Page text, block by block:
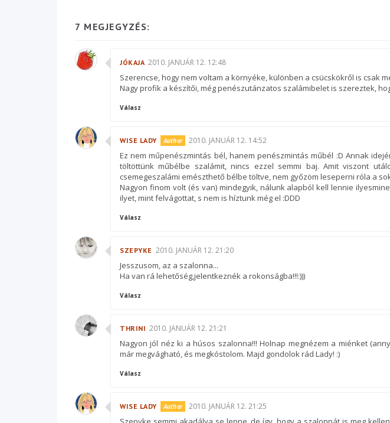
7 MEGJEGYZÉS:
JÓKAJA 2010. JANUÁR 12. 12:48
Szerencse, hogy nem voltam a környéke, különben a csücskökről is csak
Nagy profik a készítői, még penészutánzatos szalámibelet is szereztek,
Válasz
WISE LADY 2010. JANUÁR 12. 14:52
Ez nem műpenészmintás bél, hanem penészmintás műbél :D Annak
töltöttünk műbélbe szalámit, nincs ezzel semmi baj. Amit viszont
csemegeszalámi emészthető bélbe töltve, nem győzöm leseperni róla a
Nagyon finom volt (és van) mindegyik, nálunk alapból kell lennie
ilyet, mint felvágottat, s nem is híztunk még el :DDD
Válasz
SZEPYKE 2010. JANUÁR 12. 21:20
Jesszusom, az a szalonna...
Ha van rá lehetőség,jelentkeznék a rokonságba!!!:)))
Válasz
THRINI 2010. JANUÁR 12. 21:21
Nagyon jól néz ki a húsos szalonna!!! Holnap megnézem a miénket
már megvágható, és megkóstolom. Majd gondolok rád Lady! :)
Válasz
WISE LADY 2010. JANUÁR 12. 21:25